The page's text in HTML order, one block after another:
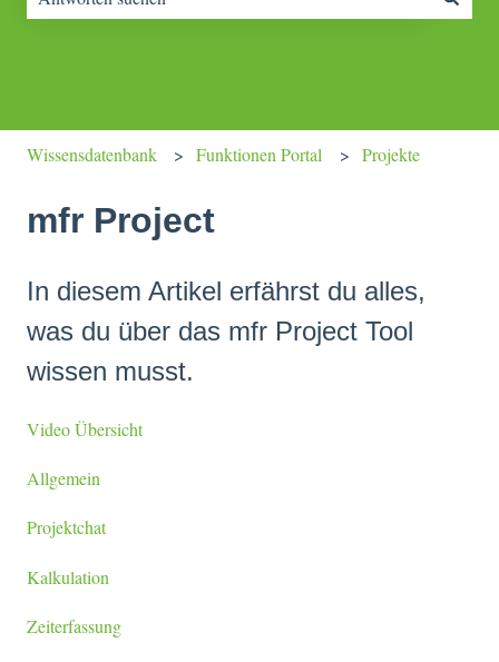
Wissensdatenbank Funktionen Portal Projekte
mfr Project
In diesem Artikel erfährst du alles,
was du über das mfr Project Tool
wissen musst.
Video Übersicht
Allgemein
Projektchat
Kalkulation
Zeiterfassung